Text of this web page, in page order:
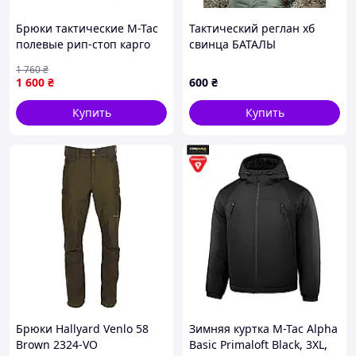
Отличный выбор для военных, охранников,
страйкболистов, любителей туризма и активного
отдыха. Подходит как для боевых задач, так и для
повседневной носки.
Размеры в наличии:
Цвет: Пиксель
Гарантируем качество.
Брюки тактические M-Tac
полевые рип-стоп карго
1 600 ₴
1 760₴
Купить
Тактический реглан хб
свинца БАТАЛЫ
600 ₴
Купить
Брюки Hallyard Venlo 58
Brown 2324-VO
Зимняя куртка M-Tac Alpha
Basic Primaloft Black, 3XL,